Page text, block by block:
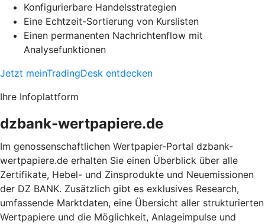
Konfigurierbare Handelsstrategien
Eine Echtzeit-Sortierung von Kurslisten
Einen permanenten Nachrichtenflow mit
Analysefunktionen
Jetzt meinTradingDesk entdecken
Ihre Infoplattform
dzbank-wertpapiere.de
Im genossenschaftlichen Wertpapier-Portal dzbank-
wertpapiere.de erhalten Sie einen Überblick über alle
Zertifikate, Hebel- und Zinsprodukte und Neuemissionen
der DZ BANK. Zusätzlich gibt es exklusives Research,
umfassende Marktdaten, eine Übersicht aller strukturierten
Wertpapiere und die Möglichkeit, Anlageimpulse und